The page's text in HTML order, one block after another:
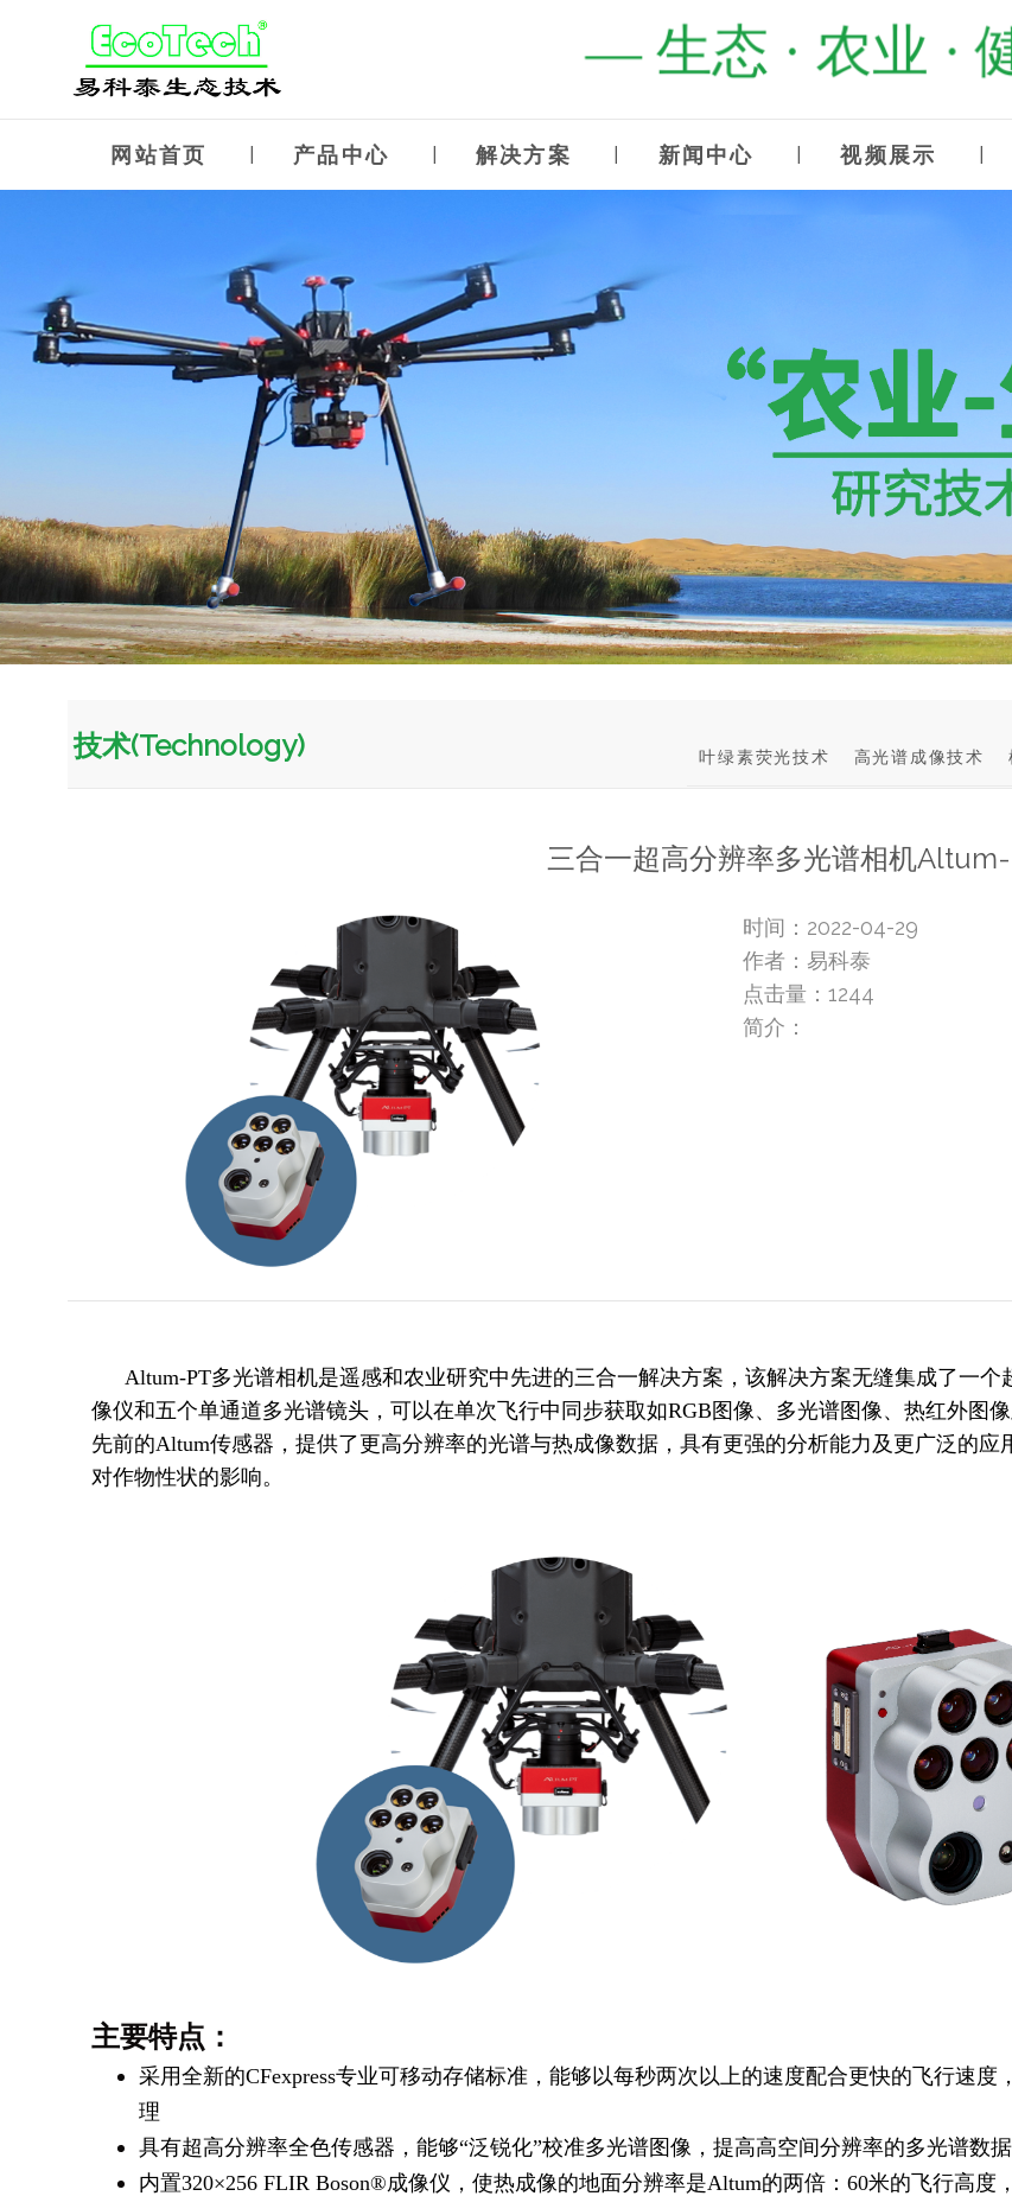
— 生态 · 农业 ·
网站首页 产品中心 解决方案 新闻中心 视频展示
技术(Technology) 叶绿素荧光技术 高光谱成像技术
三合一超高分辨率多光谱相机
时间：2022-04-29
作者：易科泰
点击量： 1244
简介：
Altum-PT多光谱相机是遥感和农业研究中先进的三合一解决方案，该解决方案无缝集成了一个
像仪和五个单通道多光谱镜头，可以在单次飞行中同步获取如RGB图像、多光谱图像、热红外图
先前的Altum传感器，提供了更高分辨率的光谱与热成像数据，具有更强的分析能力及更广泛的
对作物性状的影响。
主要特点：
采用全新的CFexpress专业可移动存储标准，能够以每秒两次以上的速度配合更快的飞行速
理
具有超高分辨率全色传感器，能够“泛锐化”校准多光谱图像，提高高空间分辨率的多光谱数
内置320×256 FLIR Boson®成像仪，使热成像的地面分辨率是Altum的两倍：60米的飞行高度